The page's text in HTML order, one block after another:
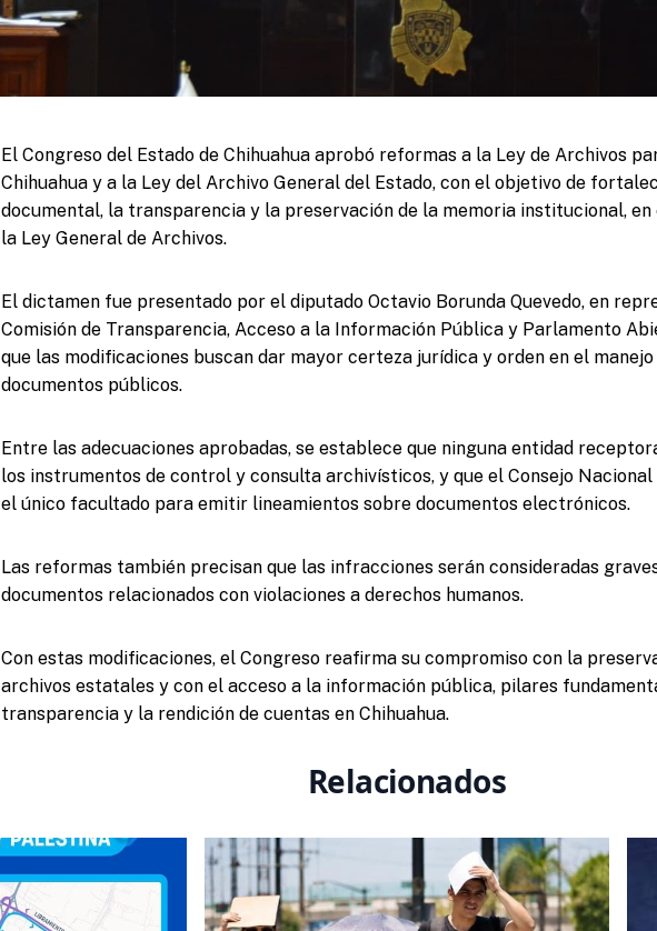
El Congreso del Estado de Chihuahua aprobó reformas a la Ley de Archivos
Chihuahua y a la Ley del Archivo General del Estado, con el objetivo de
documental, la transparencia y la preservación de la memoria institucional, en
la Ley General de Archivos.
El dictamen fue presentado por el diputado Octavio Borunda Quevedo, en
Comisión de Transparencia, Acceso a la Información Pública y Parlamento
que las modificaciones buscan dar mayor certeza jurídica y orden en el manejo
documentos públicos.
Entre las adecuaciones aprobadas, se establece que ninguna entidad
los instrumentos de control y consulta archivísticos, y que el Consejo Nacional
el único facultado para emitir lineamientos sobre documentos electrónicos.
Las reformas también precisan que las infracciones serán consideradas
documentos relacionados con violaciones a derechos humanos.
Con estas modificaciones, el Congreso reafirma su compromiso con la
archivos estatales y con el acceso a la información pública, pilares
transparencia y la rendición de cuentas en Chihuahua.
Relacionados